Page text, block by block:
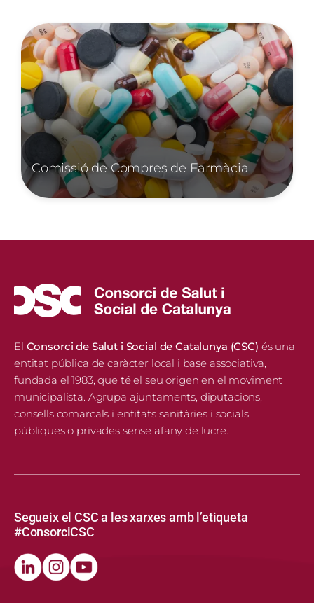
Imatge
Comissió de Compres de Farmàcia
El Consorci de Salut i Social de Catalunya (CSC) és una
entitat pública de caràcter local i base associativa,
fundada el 1983, que té el seu origen en el moviment
municipalista. Agrupa ajuntaments, diputacions,
consells comarcals i entitats sanitàries i socials
públiques o privades sense afany de lucre.
Segueix el CSC a les xarxes amb l’etiqueta
#ConsorciCSC